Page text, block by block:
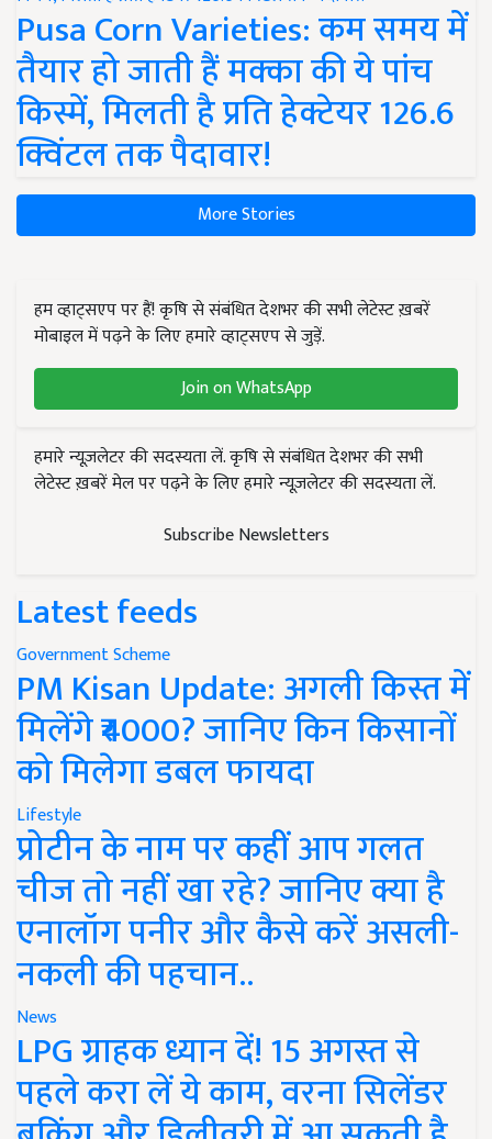
Pusa Corn Varieties: कम समय में
तैयार हो जाती हैं मक्का की ये पांच
किस्में, मिलती है प्रति हेक्टेयर 126.6
क्विंटल तक पैदावार!
More Stories
हम व्हाट्सएप पर हैं! कृषि से संबंधित देशभर की सभी लेटेस्ट ख़बरें
मोबाइल में पढ़ने के लिए हमारे व्हाट्सएप से जुड़ें.
Join on WhatsApp
हमारे न्यूज़लेटर की सदस्यता लें. कृषि से संबंधित देशभर की सभी
लेटेस्ट ख़बरें मेल पर पढ़ने के लिए हमारे न्यूज़लेटर की सदस्यता लें.
Subscribe Newsletters
Latest feeds
Government Scheme
PM Kisan Update: अगली किस्त में
मिलेंगे ₹4000? जानिए किन किसानों
को मिलेगा डबल फायदा
Lifestyle
प्रोटीन के नाम पर कहीं आप गलत
चीज तो नहीं खा रहे? जानिए क्या है
एनालॉग पनीर और कैसे करें असली-
नकली की पहचान..
News
LPG ग्राहक ध्यान दें! 15 अगस्त से
पहले करा लें ये काम, वरना सिलेंडर